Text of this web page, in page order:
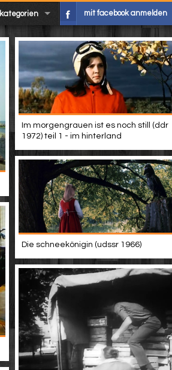
kategorien mit facebook anmelden
Im morgengrauen ist es noch still (ddr
1972) teil 1 - im hinterland
Die schneekönigin (udssr 1966)